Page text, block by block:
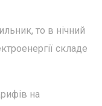
то в нічний
складе
на